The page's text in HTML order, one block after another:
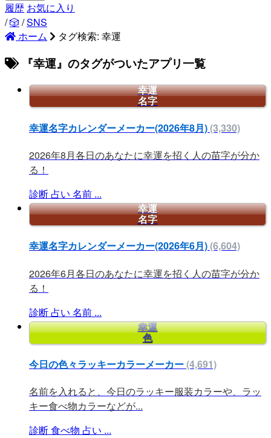
履歴 お気に入り
/🎲 /SNS
ホーム
タグ検索: 幸運
『幸運』のタグがついたアプリ一覧
幸運
名字
幸運名字カレンダーメーカー(2026年8月)(3,330)
2026年8月各日のあなたに幸運を招く人の苗字が分か
る！
診断 占い 名前 ...
幸運
名字
幸運名字カレンダーメーカー(2026年6月)(6,604)
2026年6月各日のあなたに幸運を招く人の苗字が分か
る！
診断 占い 名前 ...
幸運
色
今日の色々ラッキーカラーメーカー(4,691)
名前を入れると、今日のラッキー服装カラーや、ラッ
キー食べ物カラーなどが...
診断食べ物 占い ...